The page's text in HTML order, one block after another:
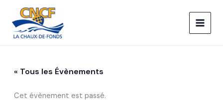
contenu
« Tous les Évènements
Cet évènement est passé.